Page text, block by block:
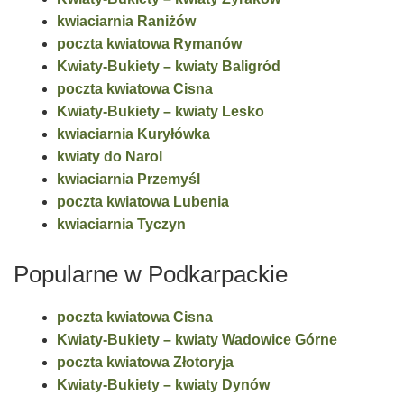
kwiaciarnia Raniżów
poczta kwiatowa Rymanów
Kwiaty-Bukiety – kwiaty Baligród
poczta kwiatowa Cisna
Kwiaty-Bukiety – kwiaty Lesko
kwiaciarnia Kuryłówka
kwiaty do Narol
kwiaciarnia Przemyśl
poczta kwiatowa Lubenia
kwiaciarnia Tyczyn
Popularne w Podkarpackie
poczta kwiatowa Cisna
Kwiaty-Bukiety – kwiaty Wadowice Górne
poczta kwiatowa Złotoryja
Kwiaty-Bukiety – kwiaty Dynów